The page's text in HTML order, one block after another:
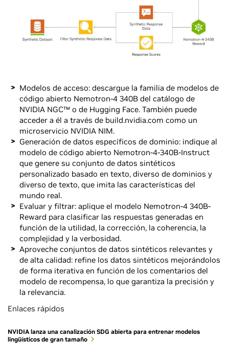
Modelos de acceso: descargue la familia de modelos de
código abierto Nemotron-4 340B del catálogo de
NVIDIA NGC™ o de Hugging Face. También puede
acceder a él a través de build.nvidia.com como un
microservicio NVIDIA NIM.
Generación de datos específicos de dominio: indique al
modelo de código abierto Nemotron-4-340B-Instruct
que genere su conjunto de datos sintéticos
personalizado basado en texto, diverso de dominios y
diverso de texto, que imita las características del
mundo real.
Evaluar y filtrar: aplique el modelo Nemotron-4 340B-
Reward para clasificar las respuestas generadas en
función de la utilidad, la corrección, la coherencia, la
complejidad y la verbosidad.
Aproveche conjuntos de datos sintéticos relevantes y
de alta calidad: refine los datos sintéticos mejorándolos
de forma iterativa en función de los comentarios del
modelo de recompensa, lo que garantiza la precisión y
la relevancia.
Enlaces rápidos
NVIDIA lanza una canalización SDG abierta para entrenar modelos
lingüísticos de gran tamaño